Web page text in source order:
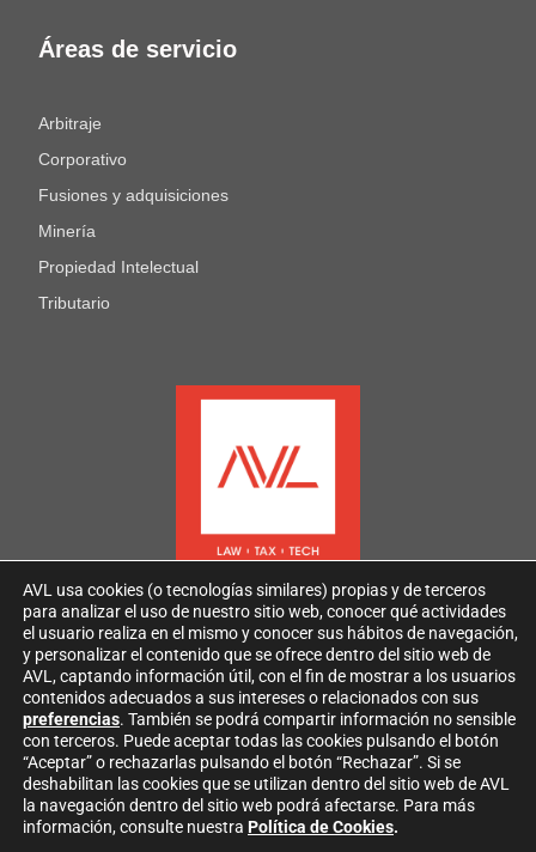
2026 AVL Todos los derechos reservados
POLÍTICA DE PROTECCIÓN DE DATOS PERSONALES
POLÍTICA DE COOKIES
Áreas de servicio
Arbitraje
Corporativo
Fusiones y adquisiciones
Minería
Propiedad Intelectual
Tributario
AVL usa cookies (o tecnologías similares) propias y de terceros
para analizar el uso de nuestro sitio web, conocer qué actividades
el usuario realiza en el mismo y conocer sus hábitos de navegación,
y personalizar el contenido que se ofrece dentro del sitio web de
AVL, captando información útil, con el fin de mostrar a los usuarios
contenidos adecuados a sus intereses o relacionados con sus
preferencias. También se podrá compartir información no sensible
con terceros. Puede aceptar todas las cookies pulsando el botón
“Aceptar” o rechazarlas pulsando el botón “Rechazar”. Si se
deshabilitan las cookies que se utilizan dentro del sitio web de AVL
la navegación dentro del sitio web podrá afectarse. Para más
información, consulte nuestra Política de Cookies.